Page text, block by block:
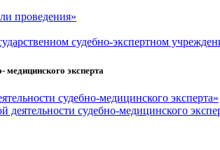
проведения»
судебно-экспертном
медицинского эксперта
судебно-медицинского эксперта»
судебно-медицинского